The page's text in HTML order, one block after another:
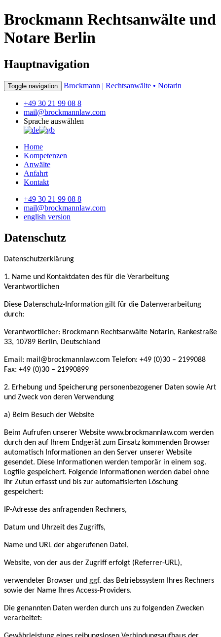
Brockmann Rechtsanwälte und
Notare Berlin
Hauptnavigation
Toggle navigation Brockmann | Rechtsanwälte • Notarin
+49 30 21 99 08 8
mail@brockmannlaw.com
Sprache auswählen
Home
Kompetenzen
Anwälte
Anfahrt
Kontakt
+49 30 21 99 08 8
mail@brockmannlaw.com
english version
Datenschutz
Datenschutzerklärung
1. Name und Kontaktdaten des für die Verarbeitung
Verantwortlichen
Diese Datenschutz-Information gilt für die Datenverarbeitung
durch:
Verantwortlicher: Brockmann Rechtsanwälte Notarin, Rankestraße
33, 10789 Berlin, Deutschland
Email: mail@brockmannlaw.com Telefon: +49 (0)30 – 2199088
Fax: +49 (0)30 – 21990899
2. Erhebung und Speicherung personenbezogener Daten sowie Art
und Zweck von deren Verwendung
a) Beim Besuch der Website
Beim Aufrufen unserer Website www.brockmannlaw.com werden
durch den auf Ihrem Endgerät zum Einsatz kommenden Browser
automatisch Informationen an den Server unserer Website
gesendet. Diese Informationen werden temporär in einem sog.
Logfile gespeichert. Folgende Informationen werden dabei ohne
Ihr Zutun erfasst und bis zur automatisierten Löschung
gespeichert:
IP-Adresse des anfragenden Rechners,
Datum und Uhrzeit des Zugriffs,
Name und URL der abgerufenen Datei,
Website, von der aus der Zugriff erfolgt (Referrer-URL),
verwendeter Browser und ggf. das Betriebssystem Ihres Rechners
sowie der Name Ihres Access-Providers.
Die genannten Daten werden durch uns zu folgenden Zwecken
verarbeitet: